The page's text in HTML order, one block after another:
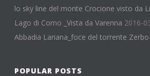
lo sky line del monte Crocione visto da
Lago di Como _Vista da Varenna 2016-
Abbadia Lariana_foce del torrente Zerbo
POPULAR POSTS